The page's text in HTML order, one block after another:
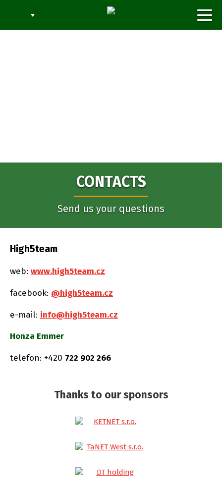
CONTACTS
Send us your questions
High5team
web: www.high5team.cz
facebook: @high5team.cz
e-mail: info@high5team.cz
Honza Emmer
telefon: +420 722 902 266
Thanks to our sponsors